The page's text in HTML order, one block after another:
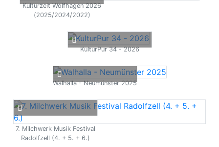
Kulturzelt Wolfhagen 2026
(2025/2024/2022)
KulturPur 34 - 2026
Walhalla - Neumünster 2025
7. Milchwerk Musik Festival
Radolfzell (4. + 5. + 6.)